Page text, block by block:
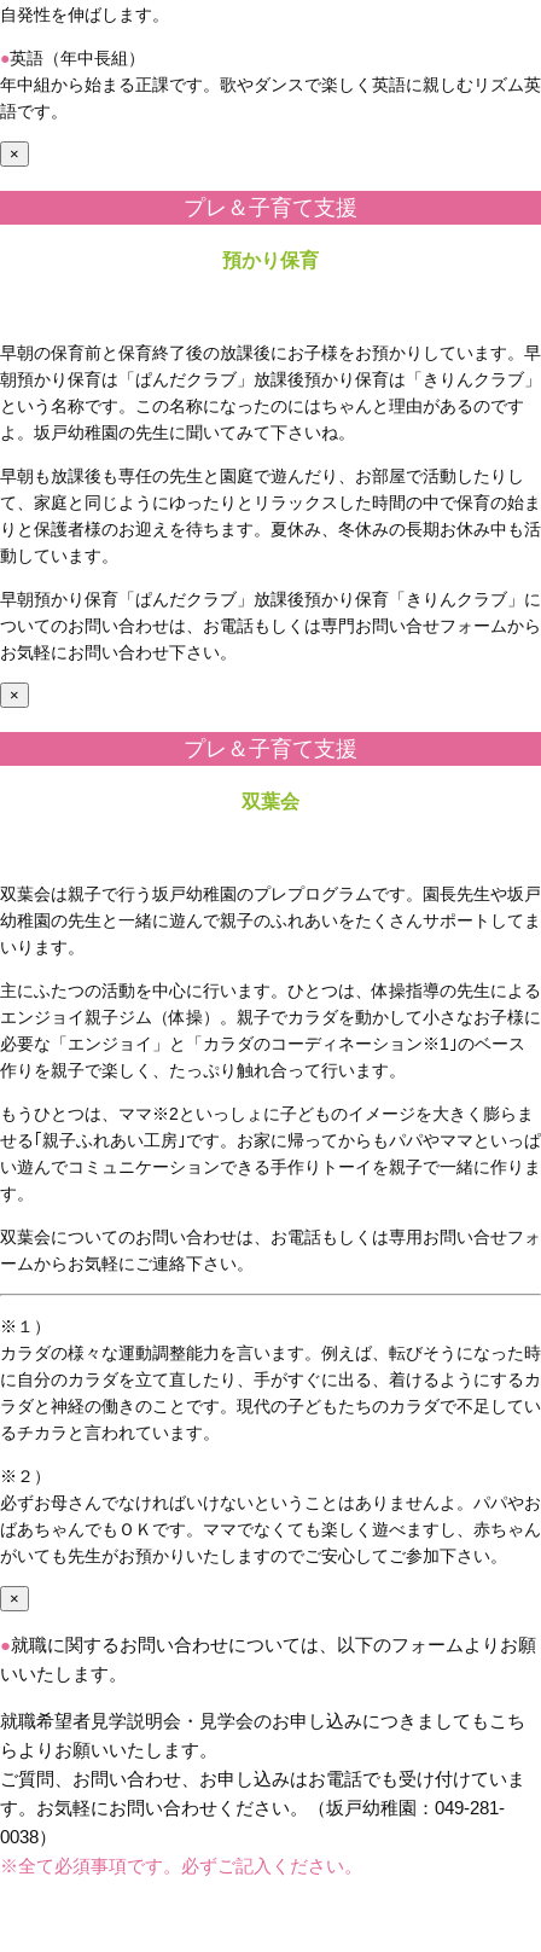
自発性を伸ばします。
●英語（年中長組）
年中組から始まる正課です。歌やダンスで楽しく英語に親しむリズム英
語です。
×
プレ＆子育て支援
預かり保育
早朝の保育前と保育終了後の放課後にお子様をお預かりしています。早
朝預かり保育は「ぱんだクラブ」放課後預かり保育は「きりんクラブ」
という名称です。この名称になったのにはちゃんと理由があるのです
よ。坂戸幼稚園の先生に聞いてみて下さいね。
早朝も放課後も専任の先生と園庭で遊んだり、お部屋で活動したりし
て、家庭と同じようにゆったりとリラックスした時間の中で保育の始ま
りと保護者様のお迎えを待ちます。夏休み、冬休みの長期お休み中も活
動しています。
早朝預かり保育「ぱんだクラブ」放課後預かり保育「きりんクラブ」に
ついてのお問い合わせは、お電話もしくは専門お問い合せフォームから
お気軽にお問い合わせ下さい。
×
プレ＆子育て支援
双葉会
双葉会は親子で行う坂戸幼稚園のプレプログラムです。園長先生や坂戸
幼稚園の先生と一緒に遊んで親子のふれあいをたくさんサポートしてま
いります。
主にふたつの活動を中心に行います。ひとつは、体操指導の先生による
エンジョイ親子ジム（体操）。親子でカラダを動かして小さなお子様に
必要な「エンジョイ」と「カラダのコーディネーション※1 ｣のベース
作りを親子で楽しく、たっぷり触れ合って行います。
もうひとつは、ママ※2といっしょに子どものイメージを大きく膨らま
せる｢親子ふれあい工房｣です。お家に帰ってからもパパやママといっぱ
い遊んでコミュニケーションできる手作りトーイを親子で一緒に作りま
す。
双葉会についてのお問い合わせは、お電話もしくは専用お問い合せフォ
ームからお気軽にご連絡下さい。
※１）
カラダの様々な運動調整能力を言います。例えば、転びそうになった時
に自分のカラダを立て直したり、手がすぐに出る、着けるようにするカ
ラダと神経の働きのことです。現代の子どもたちのカラダで不足してい
るチカラと言われています。
※２）
必ずお母さんでなければいけないということはありませんよ。パパやお
ばあちゃんでもＯＫです。ママでなくても楽しく遊べますし、赤ちゃん
がいても先生がお預かりいたしますのでご安心してご参加下さい。
×
●就職に関するお問い合わせについては、以下のフォームよりお願
いいたします。
就職希望者見学説明会・見学会のお申し込みにつきましてもこち
らよりお願いいたします。
ご質問、お問い合わせ、お申し込みはお電話でも受け付けていま
す。お気軽にお問い合わせください。（坂戸幼稚園：049-281-
0038）
※全て必須事項です。必ずご記入ください。